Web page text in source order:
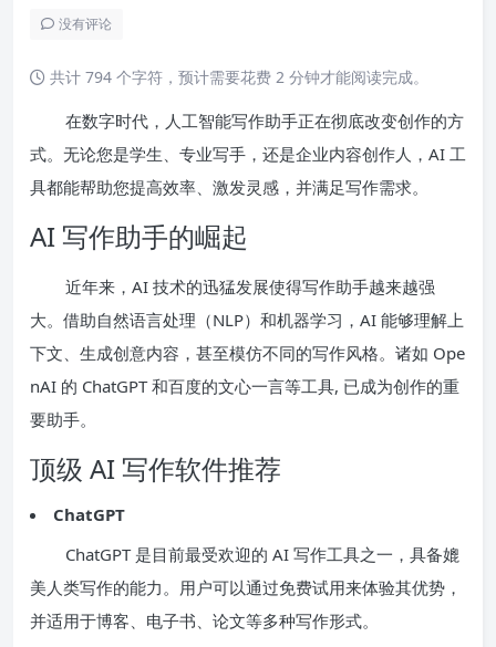
没有评论
共计 794 个字符，预计需要花费 2 分钟才能阅读完成。
在数字时代，人工智能写作助手正在彻底改变创作的方
式。无论您是学生、专业写手，还是企业内容创作人，AI 工
具都能帮助您提高效率、激发灵感，并满足写作需求。
AI 写作助手的崛起
近年来，AI 技术的迅猛发展使得写作助手越来越强
大。借助自然语言处理（NLP）和机器学习，AI 能够理解上
下文、生成创意内容，甚至模仿不同的写作风格。诸如 Ope
nAI 的 ChatGPT 和百度的文心一言等工具, 已成为创作的重
要助手。
顶级 AI 写作软件推荐
ChatGPT
ChatGPT 是目前最受欢迎的 AI 写作工具之一，具备媲
美人类写作的能力。用户可以通过免费试用来体验其优势，
并适用于博客、电子书、论文等多种写作形式。